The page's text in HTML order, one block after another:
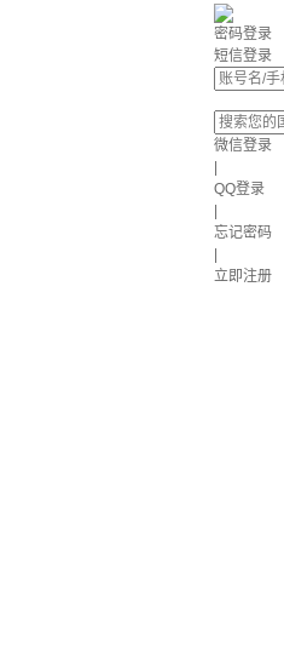
密码登录
短信登录
微信登录
QQ登录
忘记密码
立即注册